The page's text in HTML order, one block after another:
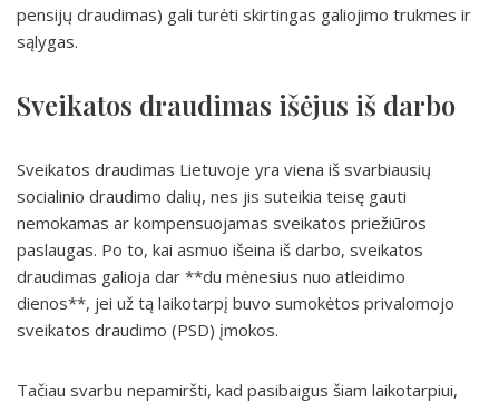
pensijų draudimas) gali turėti skirtingas galiojimo trukmes ir
sąlygas.
Sveikatos draudimas išėjus iš darbo
Sveikatos draudimas Lietuvoje yra viena iš svarbiausių
socialinio draudimo dalių, nes jis suteikia teisę gauti
nemokamas ar kompensuojamas sveikatos priežiūros
paslaugas. Po to, kai asmuo išeina iš darbo, sveikatos
draudimas galioja dar **du mėnesius nuo atleidimo
dienos**, jei už tą laikotarpį buvo sumokėtos privalomojo
sveikatos draudimo (PSD) įmokos.
Tačiau svarbu nepamiršti, kad pasibaigus šiam laikotarpiui,